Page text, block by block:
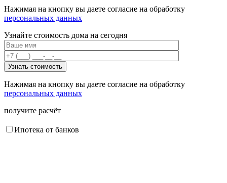
Нажимая на кнопку вы даете согласие на обработку
персональных данных
Узнайте стоимость дома на сегодня
Нажимая на кнопку вы даете согласие на обработку
персональных данных
получите расчёт
Ипотека от банков